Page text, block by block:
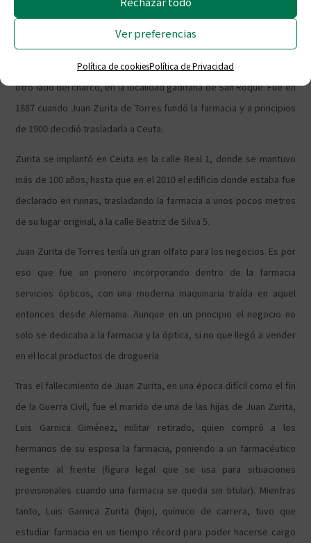
Ver preferencias
Política de cookiesPolítica de Privacidad
La Farmacia Zurita no es sólo una de las farmacias más antigua de
Ceuta, sino que es uno de los negocios más longevos de la Ciudad
Autónoma con más de 130 años de historia. Sus orígenes están al
otro lado del charco, en la localidad gaditana de San Roque. Fue en
1887 cuando Juan Zurita de Torres fundó la farmacia y a principios
de 1900 decidió trasladarla a Ceuta.
Zurita se implantó en Ceuta en la calle Real 1, donde se mantuvo
más de 100 años, hasta que en el 2010 el edificio donde estaba fue
declarado en ruinas, trasladando la farmacia a unos pocos metros
de su lugar original, a la calle Beatriz de Silva 5.
Juan Zurita de Torres tenía un gran olfato para los negocios. Es por
eso que fue un pionero incorporando dentro de la farmacia
servicios ópticos, con una moderna maquinaria traída en aquel
entonces desde Alemania. Aunque en un principio el negocio no
solo se dedicaba a la farmacia y la óptica, si no que llegó a vender
en el local productos de droguería.
Tras el fallecimiento de Juan Zurita, en una época difícil como el fin
de la Guerra Civil, fue el marido de una de las hijas de Juan Zurita,
Luis Garnica Giménez, militar retirado, quien compró a los
hermanos de su esposa la farmacia, poniendo a un farmacéutico
regente al frente (figura legal que se usa para situaciones
provisionales cuando una farmacia se queda sin titular). Mientras
tanto, Luis Garnica Zurita (hijo), químico de carrera, tuvo que
estudiar farmacia en un tiempo récord para poder hacerse cargo